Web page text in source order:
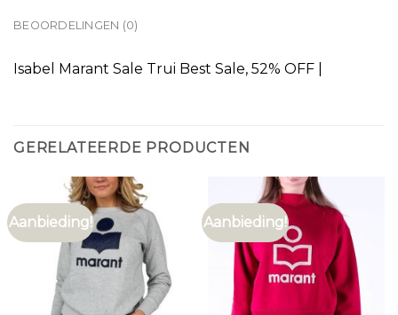
BEOORDELINGEN (0)
Isabel Marant Sale Trui Best Sale, 52% OFF |
GERELATEERDE PRODUCTEN
Aanbieding! Aanbieding!